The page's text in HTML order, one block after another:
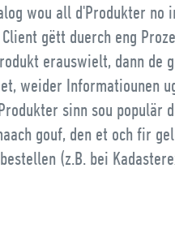
wou all d'Produkter no
gëtt duerch eng
erauswielt, dann de
weider Informatiounen
sinn sou populär
gouf, den et och fir
(z.B. bei